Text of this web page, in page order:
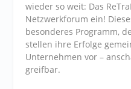
wieder so weit: Das
Netzwerkforum ein!
besonderes Programm,
stellen ihre Erfolge
Unternehmen vor –
greifbar.